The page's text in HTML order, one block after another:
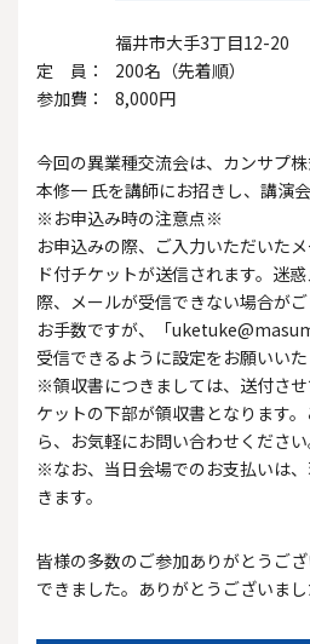
〒910-
福井市大手
定 員：
200名（先着順）
参加費：
8,000円
今回の異業種交流会は、カンサ
本修一 氏を講師にお招きし、講演
※お申込み時の注意点※
お申込みの際、ご入力いただいた
ド付チケットが送信されます。迷
際、メールが受信できない場合がご
お手数ですが、「
受信できるように設定をお願いいた
※領収書につきましては、送付さ
ケットの下部が領収書となります
ら、お気軽にお問い合わせください
※なお、当日会場でのお支払いは
きます。
皆様の多数のご参加ありがとうご
できました。ありがとうございまし